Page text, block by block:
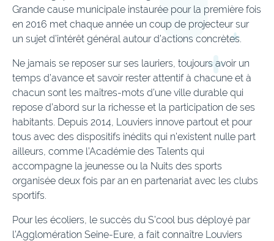
Grande cause municipale instaurée pour la première fois
en 2016 met chaque année un coup de projecteur sur
un sujet d’intérêt général autour d’actions concrètes.
Ne jamais se reposer sur ses lauriers, toujours avoir un
temps d’avance et savoir rester attentif à chacune et à
chacun sont les maîtres-mots d’une ville durable qui
repose d’abord sur la richesse et la participation de ses
habitants. Depuis 2014, Louviers innove partout et pour
tous avec des dispositifs inédits qui n’existent nulle part
ailleurs, comme l’Académie des Talents qui
accompagne la jeunesse ou la Nuits des sports
organisée deux fois par an en partenariat avec les clubs
sportifs.
Pour les écoliers, le succès du S’cool bus déployé par
l’Agglomération Seine-Eure, a fait connaître Louviers